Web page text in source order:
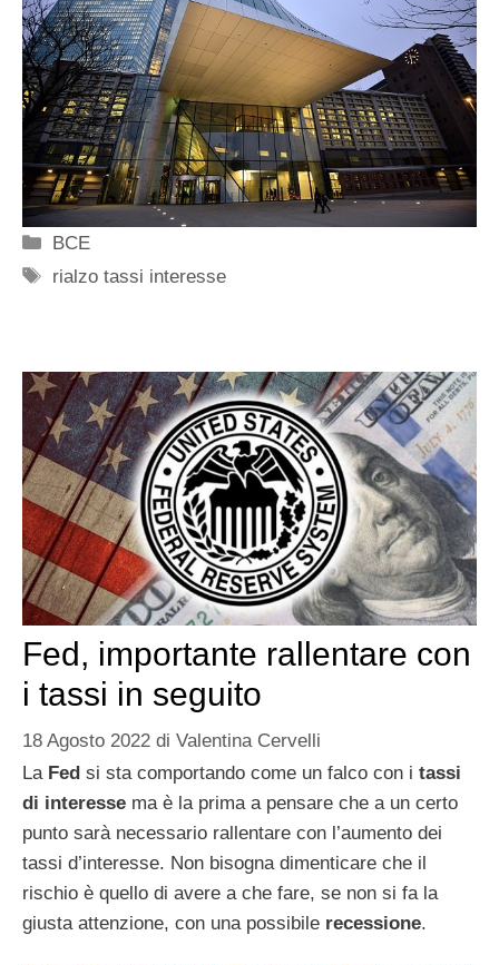
Categorie
BCE
Tag
rialzo tassi interesse
Fed, importante rallentare con
i tassi in seguito
18 Agosto 2022 di Valentina Cervelli
LaFed si sta comportando come un falco con i tassi
di interesse ma è la prima a pensare che a un certo
punto sarà necessario rallentare con l’aumento dei
tassi d’interesse. Non bisogna dimenticare che il
rischio è quello di avere a che fare, se non si fa la
giusta attenzione, con una possibile recessione.